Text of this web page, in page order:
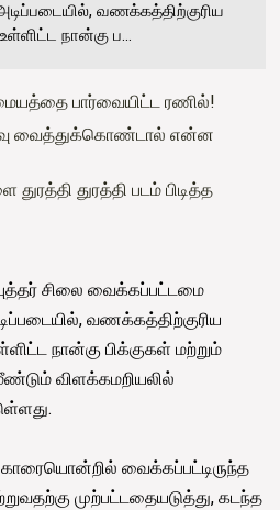
வணக்கத்திற்குரிய
நான்கு ப...
பார்வையிட்ட ரணில்!
வைத்துக்கொண்டால் என்ன
துரத்தி படம் பிடித்த
சிலை வைக்கப்பட்டமை
வணக்கத்திற்குரிய
நான்கு பிக்குகள் மற்றும்
விளக்கமறியலில்
வைக்கப்பட்டிருந்த
முற்பட்டதையடுத்து, கடந்த